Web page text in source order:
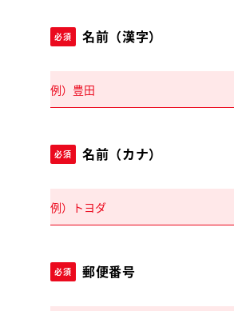
必須 名前（漢字）
必須 名前（カナ）
必須 郵便番号